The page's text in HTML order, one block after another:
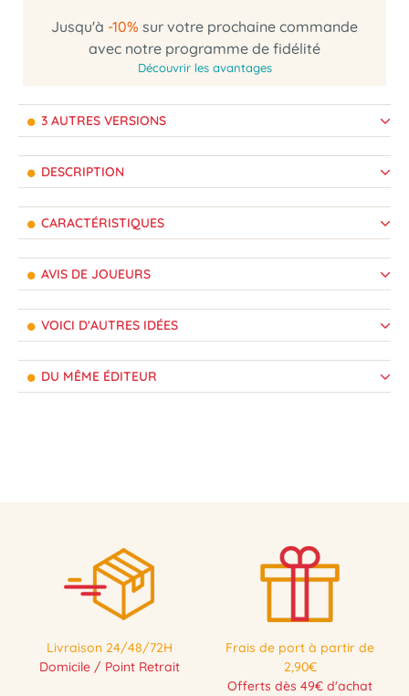
Jusqu'à -10% sur votre prochaine commande
avec notre programme de fidélité
Découvrir les avantages
3 AUTRES VERSIONS
DESCRIPTION
CARACTÉRISTIQUES
AVIS DE JOUEURS
VOICI D'AUTRES IDÉES
DU MÊME ÉDITEUR
Livraison 24/48/72H
Domicile / Point Retrait
Frais de port à partir de
2,90€
Offerts dès 49€ d'achat